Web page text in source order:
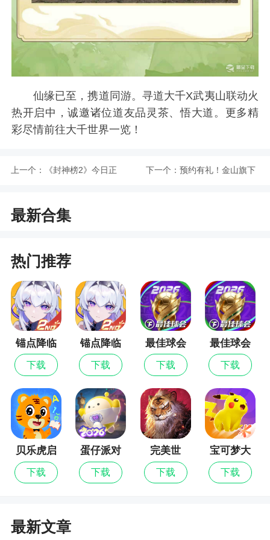
仙缘已至，携道同游。寻道大千X武夷山联动火
热开启中，诚邀诸位道友品灵茶、悟大道。更多精
彩尽情前往大千世界一览！
上一个： 《封神榜2》今日正
回忆
下一个： 预约有礼！金山旗下
最新合集
热门推荐
锚点降临
下载
锚点降临
九游版
下载
最佳球会
最新版
下载
最佳球会
下载
贝乐虎启
蒙
下载
蛋仔派对
下载
完美世
界：诸神
之战
下载
宝可梦大
集结
下载
最新文章